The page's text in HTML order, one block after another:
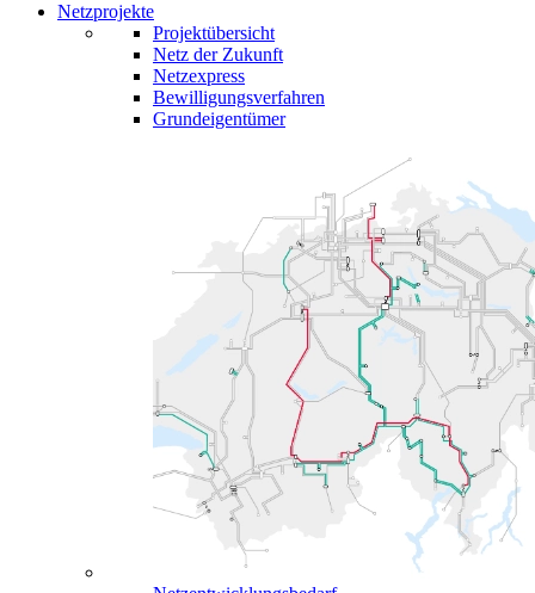
Netzprojekte
Projektübersicht
Netz der Zukunft
Netzexpress
Bewilligungsverfahren
Grundeigentümer